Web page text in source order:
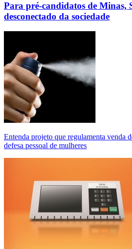
Para pré-candidatos de Minas,
desconectado da sociedade
Entenda projeto que regulamenta venda
defesa pessoal de mulheres